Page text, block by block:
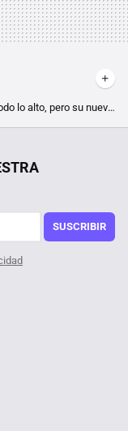
Ojalá pudiera decir que PC Fútbol vuelve por todo lo alto, pero su nueva entrega llega rodeada de dudas
SUSCRIBIR